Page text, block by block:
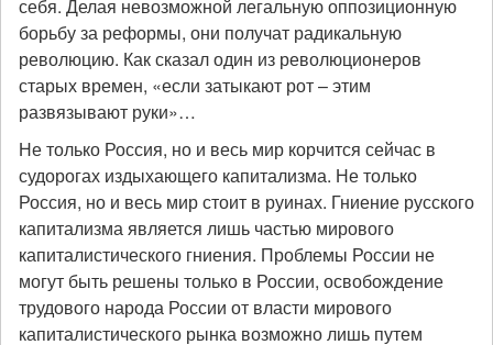
себя. Делая невозможной легальную оппозиционную
борьбу за реформы, они получат радикальную
революцию. Как сказал один из революционеров
старых времен, «если затыкают рот – этим
развязывают руки»…
Не только Россия, но и весь мир корчится сейчас в
судорогах издыхающего капитализма. Не только
Россия, но и весь мир стоит в руинах. Гниение русского
капитализма является лишь частью мирового
капиталистического гниения. Проблемы России не
могут быть решены только в России, освобождение
трудового народа России от власти мирового
капиталистического рынка возможно лишь путем